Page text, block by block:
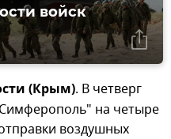
войск
(Крым). В четверг
на четыре
воздушных